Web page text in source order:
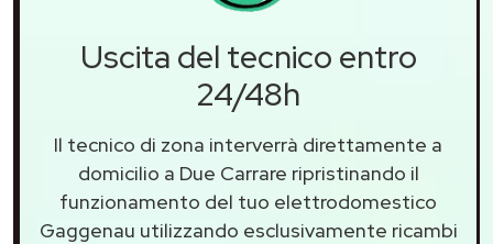
Uscita del tecnico entro
24/48h
Il tecnico di zona interverrà direttamente a
domicilio a Due Carrare ripristinando il
funzionamento del tuo elettrodomestico
Gaggenau utilizzando esclusivamente ricambi